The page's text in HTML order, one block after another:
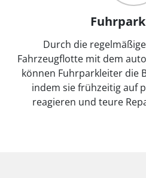
Durch die
Fahrzeugflotte mit dem
können Fuhrparkleiter die
indem sie frühzeitig auf
reagieren und teure